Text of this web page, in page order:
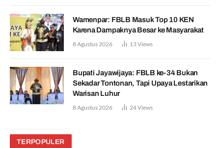
Wamenpar: FBLB Masuk Top 10 KEN
Karena Dampaknya Besar ke Masyarakat
8 Agustus 2026 13Views
Bupati Jayawijaya: FBLB ke-34 Bukan
Sekadar Tontonan, Tapi Upaya Lestarikan
Warisan Luhur
8 Agustus 2026 24Views
TERPOPULER